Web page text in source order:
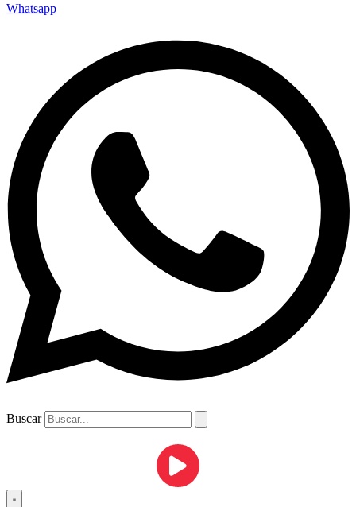
Whatsapp
Buscar